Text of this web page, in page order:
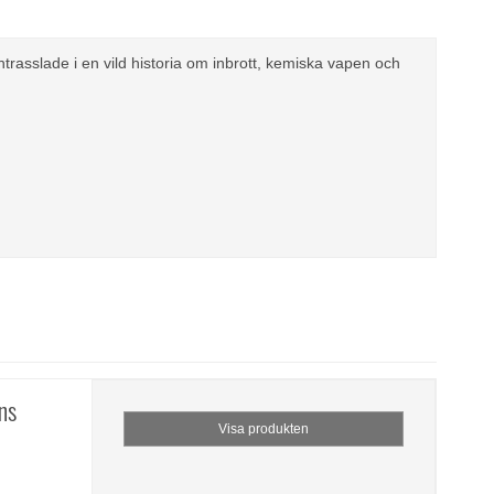
i en vild historia om inbrott, kemiska vapen och
Visa produkten